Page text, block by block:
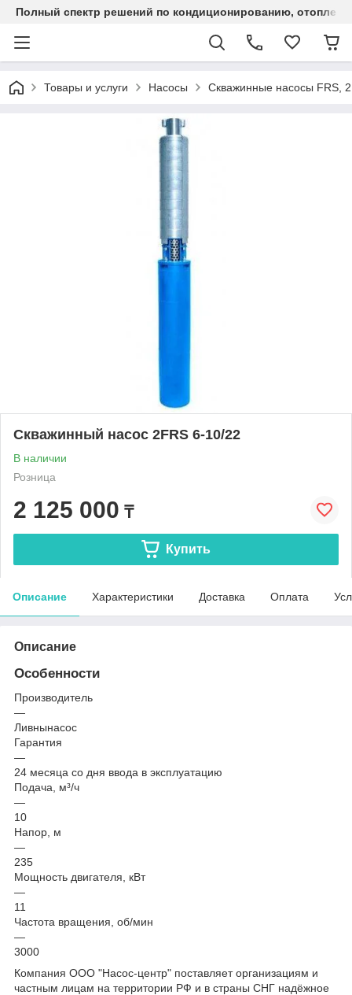
Полный спектр решений по кондиционированию,
Товары и услуги Насосы Скважинные насосы FRS,
Скважинный насос 2FRS 6-10/22
В наличии
Розница
2 125 000 ₸
Купить
Описание Характеристики Доставка Оплата
Описание
Особенности
Производитель
—
Ливнынасос
Гарантия
—
24 месяца со дня ввода в эксплуатацию
Подача, м³/ч
—
10
Напор, м
—
235
Мощность двигателя, кВт
—
11
Частота вращения, об/мин
—
3000
Компания ООО "Насос-центр" поставляет организациям и
частным лицам на территории РФ и в страны СНГ надёжное